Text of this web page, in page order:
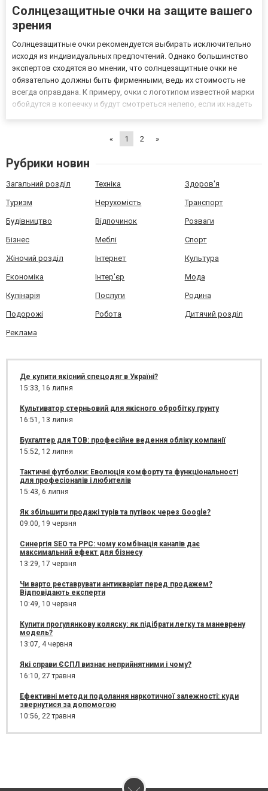
Солнцезащитные очки на защите вашего
зрения
Солнцезащитные очки рекомендуется выбирать исключительно
исходя из индивидуальных предпочтений. Однако большинство
экспертов сходятся во мнении, что солнцезащитные очки не
обязательно должны быть фирменными, ведь их стоимость не
всегда оправдана. К примеру, очки с логотипом известной марки
обойдутся в копеечку и будут смотреться нелепо, если их надеть
« 1 2 »
Рубрики новин
Загальний розділ Техніка Здоров'я
Туризм Нерухомість Транспорт
Будівництво Відпочинок Розваги
Бізнес Меблі Спорт
Жіночий розділ Інтернет Культура
Економіка Інтер'єр Мода
Кулінарія Послуги Родина
Подорожі Робота Дитячий розділ
Реклама
Де купити якісний спецодяг в Україні?
15:33, 16 липня
Культиватор стерньовий для якісного обробітку грунту
16:51, 13 липня
Бухгалтер для ТОВ: професійне ведення обліку компанії
15:52, 12 липня
Тактичні футболки: Еволюція комфорту та функціональності
для професіоналів і любителів
15:43, 6 липня
Як збільшити продажі турів та путівок через Google?
09:00, 19 червня
Синергія SEO та PPC: чому комбінація каналів дає
максимальний ефект для бізнесу
13:29, 17 червня
Чи варто реставрувати антикваріат перед продажем?
Відповідають експерти
10:49, 10 червня
Купити прогулянкову коляску: як підібрати легку та маневрену
модель?
13:07, 4 червня
Які справи ЄСПЛ визнає неприйнятними і чому?
16:10, 27 травня
Ефективні методи подолання наркотичної залежності: куди
звернутися за допомогою
10:56, 22 травня